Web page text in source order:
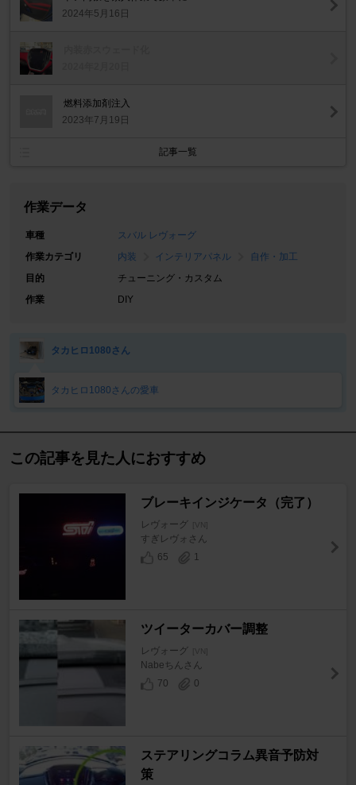
2024年5月16日
燃料添加剤注入
2023年7月19日
記事一覧
作業データ
車種
スバル レヴォーグ
作業カテゴリ
内装 インテリアパネル
自作・加工
目的
チューニング・カスタム
作業
DIY
タカヒロ1080さん
タカヒロ1080さんの愛車
この記事を見た人におすすめ
ブレーキインジケータ（完了）
レヴォーグ [VN]
すぎレヴォさん
65
1
ツイーターカバー調整
レヴォーグ [VN]
Nabeちんさん
70
0
ステアリングコラム異音予防対
策